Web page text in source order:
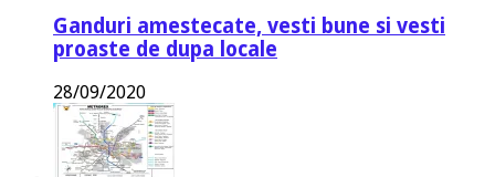
Ganduri amestecate, vesti bune si vesti
proaste de dupa locale
28/09/2020